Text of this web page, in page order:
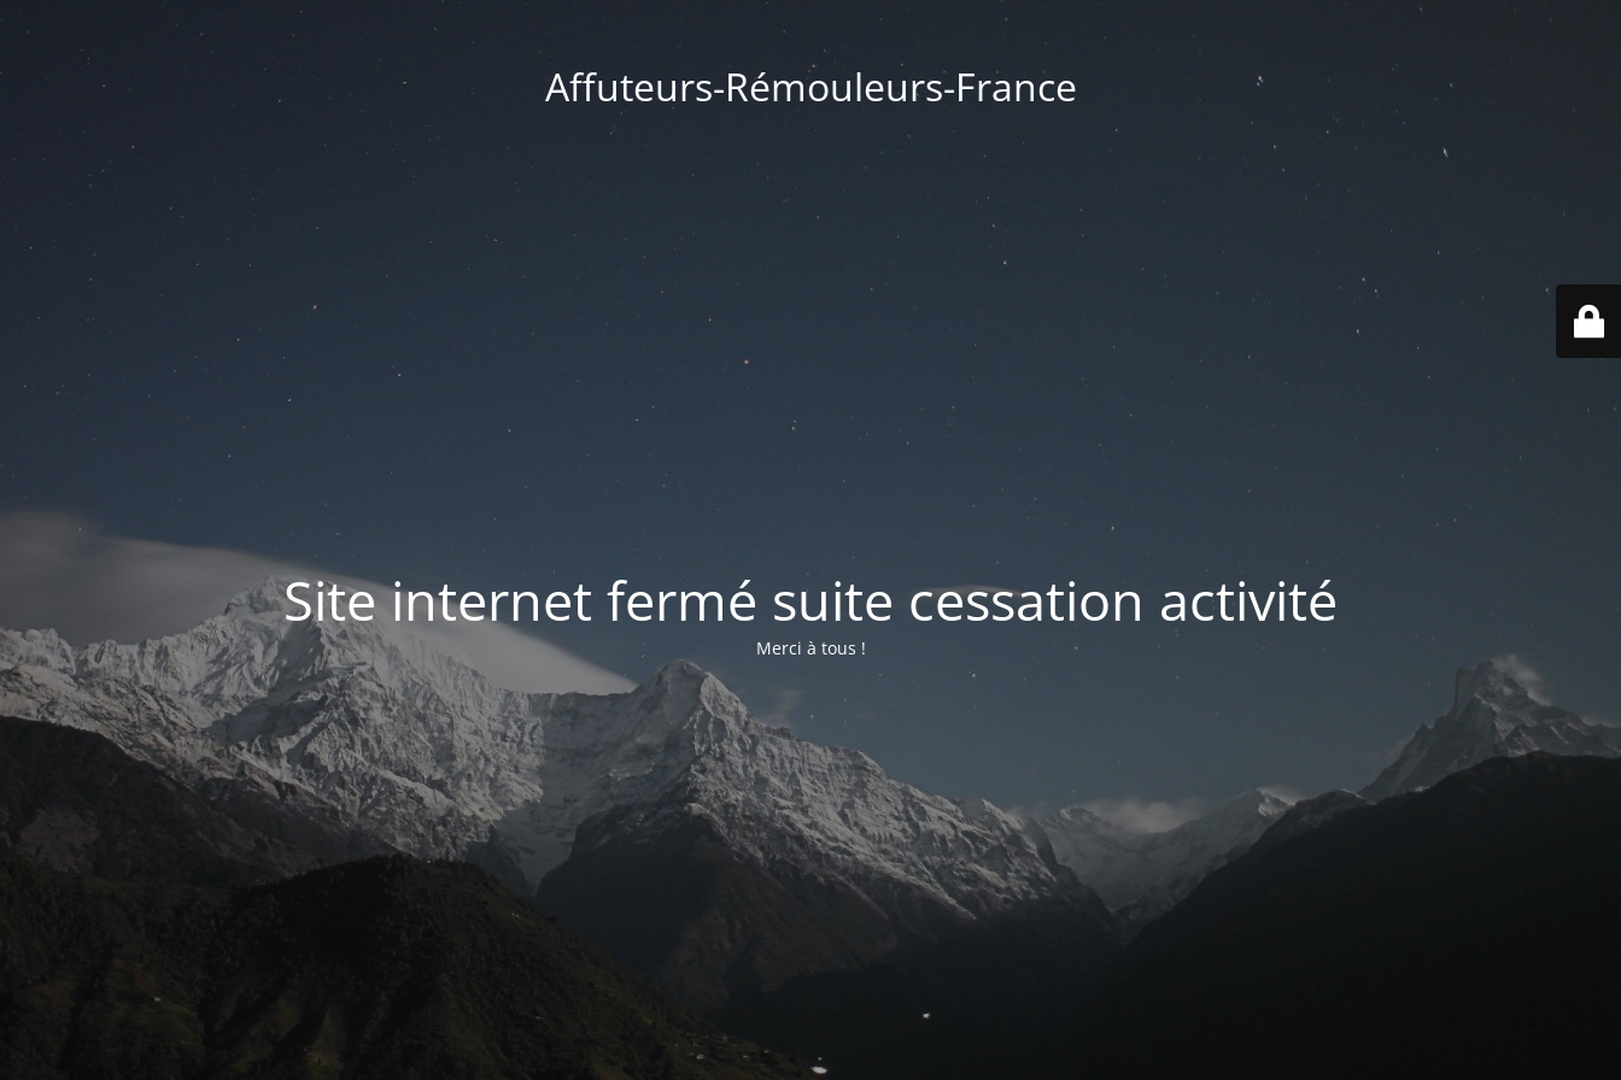
Affuteurs-Rémouleurs-France
Site internet fermé suite cessation activité
Merci à tous !